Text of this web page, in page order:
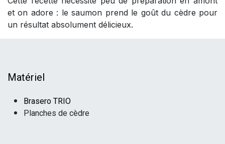
et on adore : le saumon prend le goût du cèdre pour
un résultat absolument délicieux.
Matériel
Brasero TRIO
Planches de cèdre